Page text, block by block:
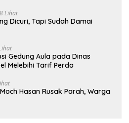
Lihat
Dicuri, Tapi Sudah Damai
Gedung Aula pada Dinas
Melebihi Tarif Perda
Hasan Rusak Parah, Warga